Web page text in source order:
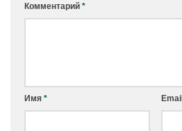
Комментарий *
Имя * Email